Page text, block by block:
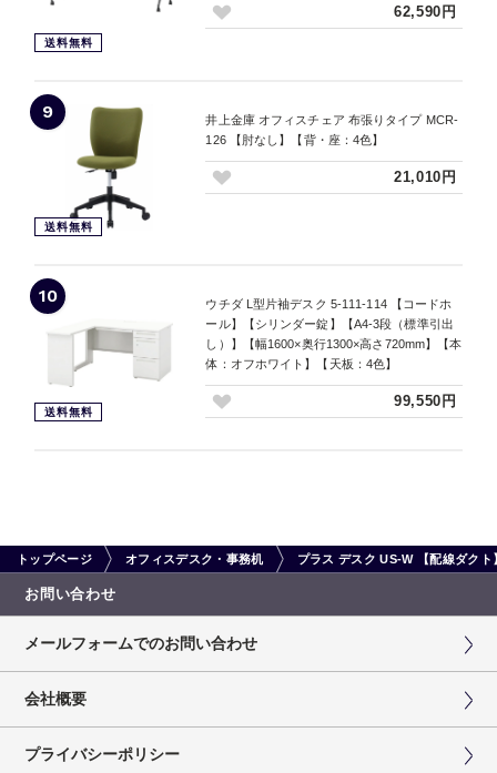
送料無料
62,590円
9
送料無料
井上金庫 オフィスチェア 布張りタイプ MCR-
126 【肘なし】【背・座：4色】
21,010円
10
送料無料
ウチダ L型片袖デスク 5-111-114 【コードホ
ール】【シリンダー錠】【A4-3段（標準引出
し）】【幅1600×奥行1300×高さ720mm】【本
体：オフホワイト】【天板：4色】
99,550円
トップページ オフィスデスク・事務机 プラス デスク US-W 【配線ダク
お問い合わせ
メールフォームでのお問い合わせ
会社概要
プライバシーポリシー